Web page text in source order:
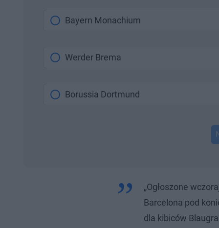
Bayern Monachium
Werder Brema
Borussia Dortmund
„Ogłoszone
Barcelona pod
dla kibiców